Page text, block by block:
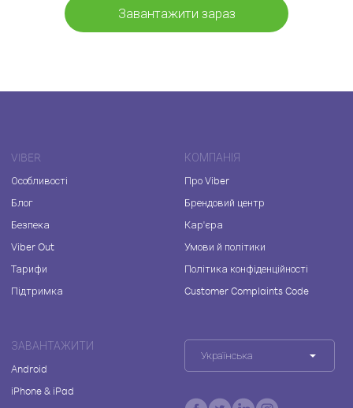
Завантажити зараз
VIBER
Особливості
Блог
Безпека
Viber Out
Тарифи
Підтримка
КОМПАНІЯ
Про Viber
Брендовий центр
Кар'єра
Умови й політики
Політика конфіденційності
Customer Complaints Code
ЗАВАНТАЖИТИ
Android
iPhone & iPad
Українська